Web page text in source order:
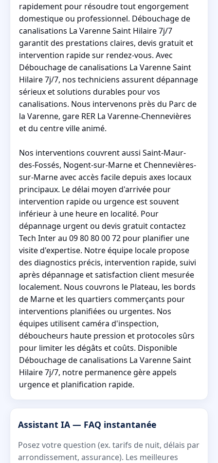
rapidement pour résoudre tout engorgement
domestique ou professionnel. Débouchage de
canalisations La Varenne Saint Hilaire 7j/7
garantit des prestations claires, devis gratuit et
intervention rapide sur rendez-vous. Avec
Débouchage de canalisations La Varenne Saint
Hilaire 7j/7, nos techniciens assurent dépannage
sérieux et solutions durables pour vos
canalisations. Nous intervenons près du Parc de
la Varenne, gare RER La Varenne-Chennevières
et du centre ville animé.
Nos interventions couvrent aussi Saint-Maur-
des-Fossés, Nogent-sur-Marne et Chennevières-
sur-Marne avec accès facile depuis axes locaux
principaux. Le délai moyen d'arrivée pour
intervention rapide ou urgence est souvent
inférieur à une heure en localité. Pour
dépannage urgent ou devis gratuit contactez
Tech Inter au 09 80 80 00 72 pour planifier une
visite d'expertise. Notre équipe locale propose
des diagnostics précis, intervention rapide, suivi
après dépannage et satisfaction client mesurée
localement. Nous couvrons le Plateau, les bords
de Marne et les quartiers commerçants pour
interventions planifiées ou urgentes. Nos
équipes utilisent caméra d'inspection,
déboucheurs haute pression et protocoles sûrs
pour limiter les dégâts et coûts. Disponible
Débouchage de canalisations La Varenne Saint
Hilaire 7j/7, notre permanence gère appels
urgence et planification rapide.
Assistant IA — FAQ instantanée
Posez votre question (ex. tarifs de nuit, délais par
arrondissement, assurance). Les meilleures